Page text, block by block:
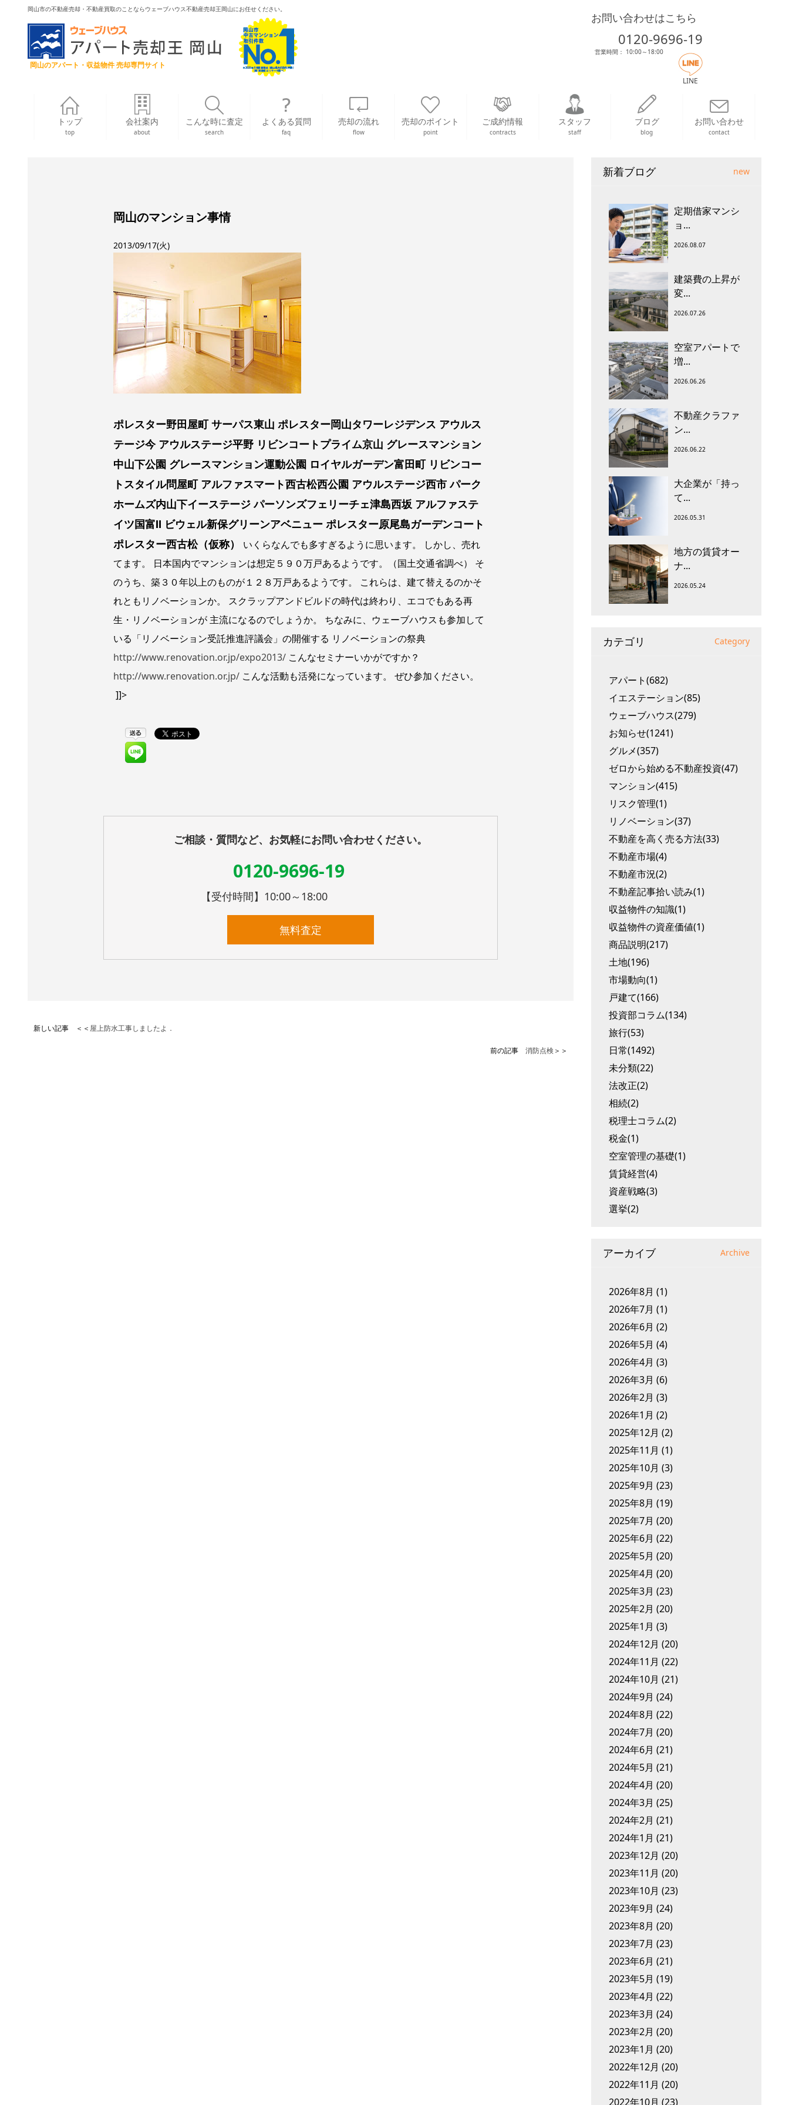
岡山市の不動産売却・不動産買取のことならウェーブハウス不動産売却王岡山にお任せください。
岡山のアパート・収益物件 売却専門サイト
お問い合わせはこちら
0120-9696-19
営業時間： 10:00～18:00
LINE
トップ
top
会社案内
about
こんな時に査定
search
よくある質問
faq
売却の流れ
flow
売却のポイント
point
ご成約情報
contracts
スタッフ
staff
ブログ
blog
お問い合わせ
contact
岡山のマンション事情
2013/09/17(火)
ポレスター野田屋町 サーパス東山 ポレスター岡山タワーレジデンス アウルス
テージ今 アウルステージ平野 リビンコートプライム京山 グレースマンション
中山下公園 グレースマンション運動公園 ロイヤルガーデン富田町 リビンコー
トスタイル問屋町 アルファスマート西古松西公園 アウルステージ西市 パーク
ホームズ内山下イーステージ パーソンズフェリーチェ津島西坂 アルファステ
イツ国富Ⅱ ビウェル新保グリーンアベニュー ポレスター原尾島ガーデンコート
ポレスター西古松（仮称） いくらなんでも多すぎるように思います。 しかし、売れ
てます。 日本国内でマンションは想定５９０万戸あるようです。（国土交通省調べ） そ
のうち、築３０年以上のものが１２８万戸あるようです。 これらは、建て替えるのかそ
れともリノベーションか。 スクラップアンドビルドの時代は終わり、エコでもある再
生・リノベーションが 主流になるのでしょうか。 ちなみに、ウェーブハウスも参加して
いる「リノベーション受託推進評議会」の開催する リノベーションの祭典
http://www.renovation.or.jp/expo2013/ こんなセミナーいかがですか？
http://www.renovation.or.jp/ こんな活動も活発になっています。 ぜひ参加ください。
]]>
ご相談・質問など、お気軽にお問い合わせください。
0120-9696-19
【受付時間】10:00～18:00
無料査定
新しい記事 ＜＜ 屋上防水工事しましたよ．
前の記事 消防点検 ＞＞
新着ブログ new
定期借家マンシ
ョ...
2026.08.07
建築費の上昇が
変...
2026.07.26
空室アパートで
増...
2026.06.26
不動産クラファ
ン...
2026.06.22
大企業が「持っ
て...
2026.05.31
地方の賃貸オー
ナ...
2026.05.24
カテゴリ Category
アパート(682)
イエステーション(85)
ウェーブハウス(279)
お知らせ(1241)
グルメ(357)
ゼロから始める不動産投資(47)
マンション(415)
リスク管理(1)
リノベーション(37)
不動産を高く売る方法(33)
不動産市場(4)
不動産市況(2)
不動産記事拾い読み(1)
収益物件の知識(1)
収益物件の資産価値(1)
商品説明(217)
土地(196)
市場動向(1)
戸建て(166)
投資部コラム(134)
旅行(53)
日常(1492)
未分類(22)
法改正(2)
相続(2)
税理士コラム(2)
税金(1)
空室管理の基礎(1)
賃貸経営(4)
資産戦略(3)
選挙(2)
アーカイブ Archive
2026年8月 (1)
2026年7月 (1)
2026年6月 (2)
2026年5月 (4)
2026年4月 (3)
2026年3月 (6)
2026年2月 (3)
2026年1月 (2)
2025年12月 (2)
2025年11月 (1)
2025年10月 (3)
2025年9月 (23)
2025年8月 (19)
2025年7月 (20)
2025年6月 (22)
2025年5月 (20)
2025年4月 (20)
2025年3月 (23)
2025年2月 (20)
2025年1月 (3)
2024年12月 (20)
2024年11月 (22)
2024年10月 (21)
2024年9月 (24)
2024年8月 (22)
2024年7月 (20)
2024年6月 (21)
2024年5月 (21)
2024年4月 (20)
2024年3月 (25)
2024年2月 (21)
2024年1月 (21)
2023年12月 (20)
2023年11月 (20)
2023年10月 (23)
2023年9月 (24)
2023年8月 (20)
2023年7月 (23)
2023年6月 (21)
2023年5月 (19)
2023年4月 (22)
2023年3月 (24)
2023年2月 (20)
2023年1月 (20)
2022年12月 (20)
2022年11月 (20)
2022年10月 (23)